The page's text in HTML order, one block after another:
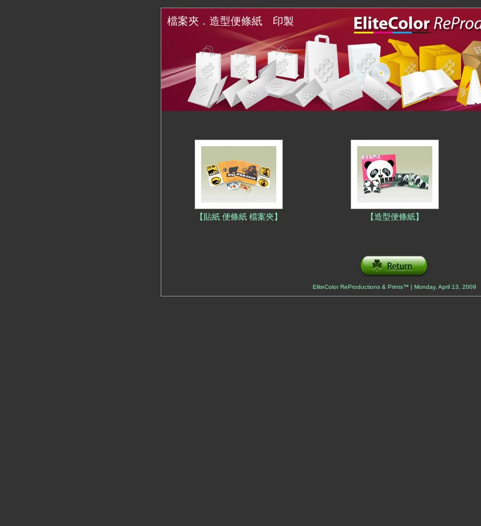
檔案夾．造型便條紙 印製
【貼紙 便條紙 檔案夾】 【造型便條紙】
EliteColor ReProductions & Prints™ | Monday, April 13, 2009